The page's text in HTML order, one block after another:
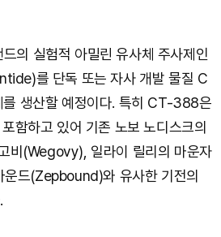
의 실험적 아밀린 유사체 주사제인
를 단독 또는 자사 개발 물질 C
생산할 예정이다. 특히 CT-388은
함하고 있어 기존 노보 노디스크의
비(Wegovy), 일라이 릴리의 마운자
드(Zepbound)와 유사한 기전의